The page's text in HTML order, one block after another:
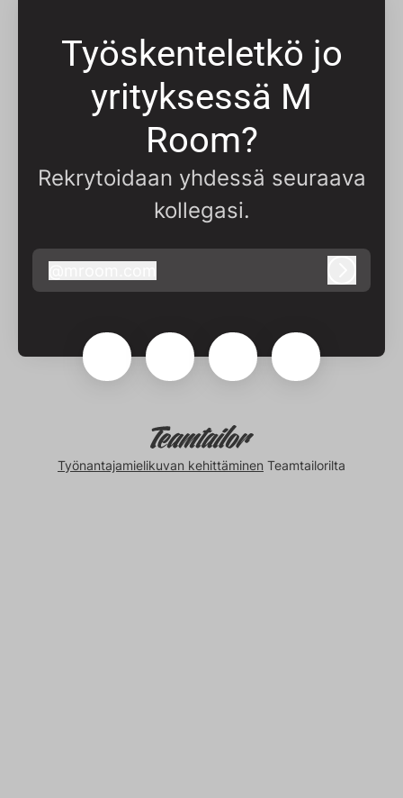
Työskenteletkö jo
yrityksessä M
Room?
Rekrytoidaan yhdessä seuraava
kollegasi.
mroom.com
Työnantajamielikuvan kehittäminen Teamtailorilta